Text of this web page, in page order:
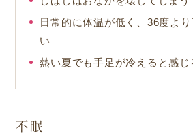
日常的に体温が低く、36度よ
い
熱い夏でも手足が冷えると感じ
不眠